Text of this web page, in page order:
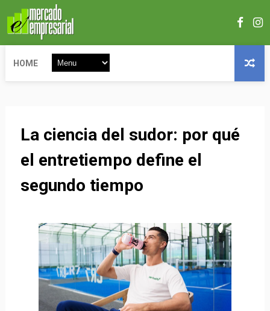
HOME
La ciencia del sudor: por qué
el entretiempo define el
segundo tiempo